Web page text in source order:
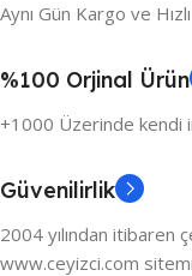
Aynı Gün Kargo ve
%100 Orjinal Ürün
+1000 Üzerinde kendi
Güvenilirlik
2004 yılından itibaren
www.ceyizci.com